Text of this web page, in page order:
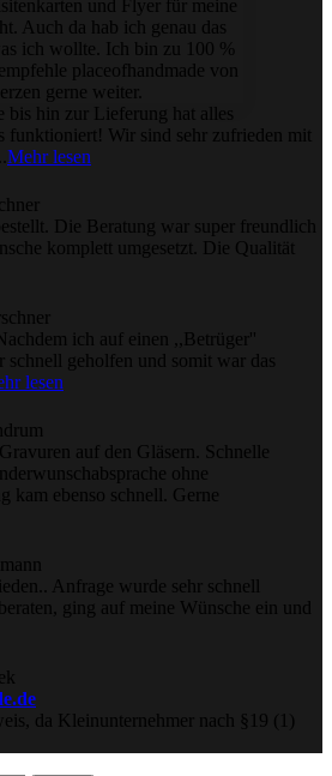
und Flyer für meine
Auch da hab ich genau das
ich wollte. Ich bin zu 100 %
placeofhandmade von
gerne weiter.
bis hin zur Lieferung hat alles
funktioniert! Wir sind sehr zufrieden mit
Mehr lesen
Die Beratung war super freundlich
komplett umgesetzt. Die Qualität
ich auf einen ,,Betrüger''
schnell geholfen und somit war das
lesen
auf den Gläsern. Schnelle
ohne
kam ebenso schnell. Gerne
Anfrage wurde sehr schnell
ging auf meine Wünsche ein und
da Kleinunternehmer nach §19 (1)